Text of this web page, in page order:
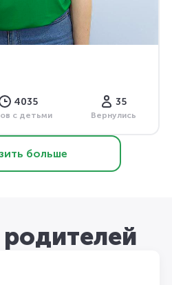
4035
с детьми
35
Вернулись
больше